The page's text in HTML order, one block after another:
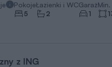
Pokoje
5
Łazienki i WC
2
Garaż
1
Min.
z ING